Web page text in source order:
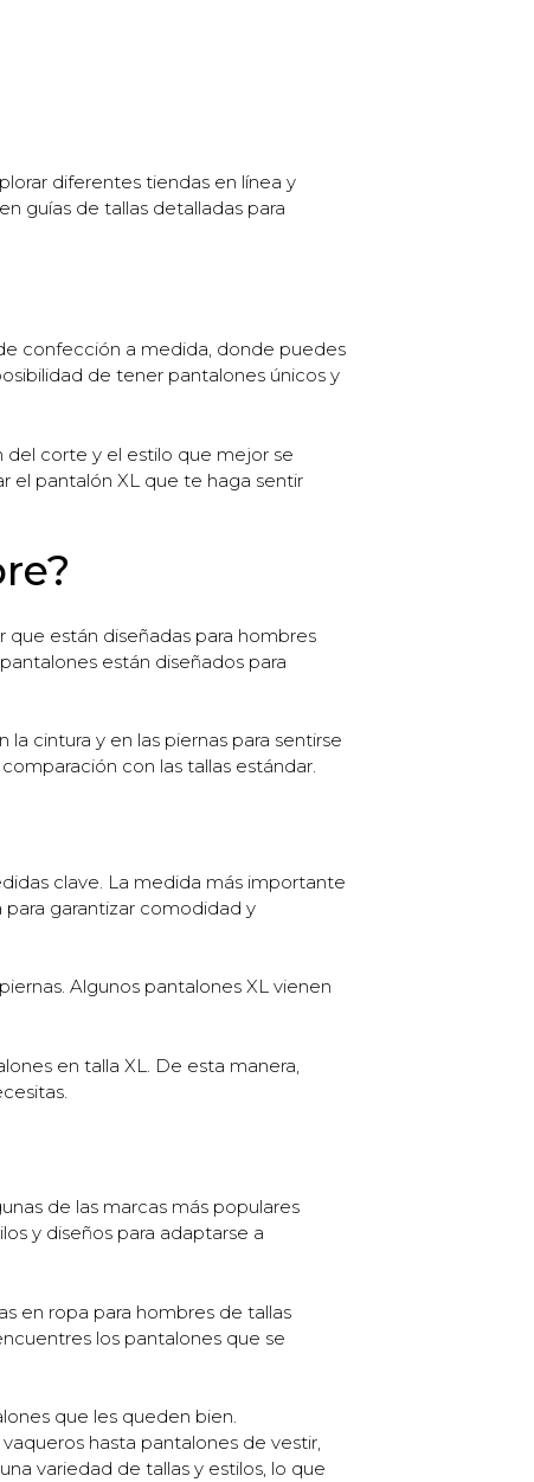
diferentes tiendas en línea y
guías de tallas detalladas para
confección a medida, donde puedes
de tener pantalones únicos y
del corte y el estilo que mejor se
el pantalón XL que te haga sentir
que están diseñadas para hombres
están diseñados para
cintura y en las piernas para sentirse
con las tallas estándar.
clave. La medida más importante
garantizar comodidad y
Algunos pantalones XL vienen
en talla XL. De esta manera,
de las marcas más populares
y diseños para adaptarse a
en ropa para hombres de tallas
los pantalones que se
que les queden bien.
hasta pantalones de vestir,
variedad de tallas y estilos, lo que